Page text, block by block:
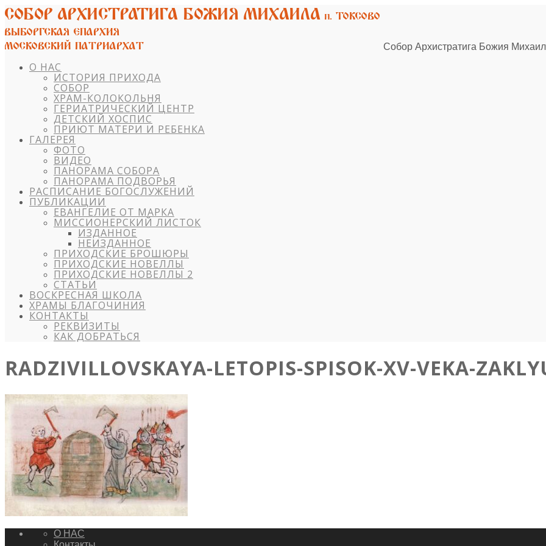
Собор Архистратига Божия
О НАС
ИСТОРИЯ ПРИХОДА
СОБОР
ХРАМ-КОЛОКОЛЬНЯ
ГЕРИАТРИЧЕСКИЙ ЦЕНТР
ДЕТСКИЙ ХОСПИС
ПРИЮТ МАТЕРИ И РЕБЕНКА
ГАЛЕРЕЯ
ФОТО
ВИДЕО
ПАНОРАМА СОБОРА
ПАНОРАМА ПОДВОРЬЯ
РАСПИСАНИЕ БОГОСЛУЖЕНИЙ
ПУБЛИКАЦИИ
ЕВАНГЕЛИЕ ОТ МАРКА
МИССИОНЕРСКИЙ ЛИСТОК
ИЗДАННОЕ
НЕИЗДАННОЕ
ПРИХОДСКИЕ БРОШЮРЫ
ПРИХОДСКИЕ НОВЕЛЛЫ
ПРИХОДСКИЕ НОВЕЛЛЫ 2
СТАТЬИ
ВОСКРЕСНАЯ ШКОЛА
ХРАМЫ БЛАГОЧИНИЯ
КОНТАКТЫ
РЕКВИЗИТЫ
КАК ДОБРАТЬСЯ
RADZIVILLOVSKAYA-LETOPIS-SPISOK-XV-VEKA-
О НАС